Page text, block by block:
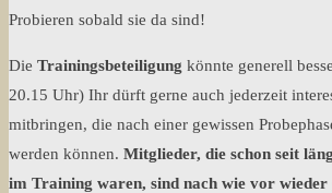
Probieren sobald sie da sind!
Die Trainingsbeteiligung könnte generell
20.15 Uhr) Ihr dürft gerne auch jederzeit
mitbringen, die nach einer gewissen
werden können. Mitglieder, die schon seit
im Training waren, sind nach wie vor wieder